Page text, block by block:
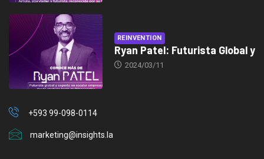
REINVENTION
Ryan Patel: Futurista Global y
2024/03/11
+593 99-098-0114
marketing@insights.la